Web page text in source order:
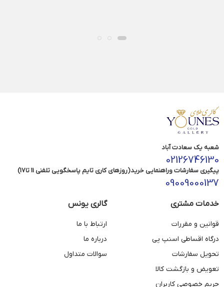
شعبه یک سعادت آباد
02126746130
پیگیری سفارشات وراهنمایی خرید(روزهای کاری تایم پاسخگویی تلفنی 11 تا17)
09009000137
خدمات مشتری
قوانین و مقررات
درگاه اقساطی اسنپ پی
تحویل سفارشات
تعویض و بازگشت کالا
حریم خصوصی کاربران
گالری یونس
ارتباط با ما
درباره ما
سوالات متداول